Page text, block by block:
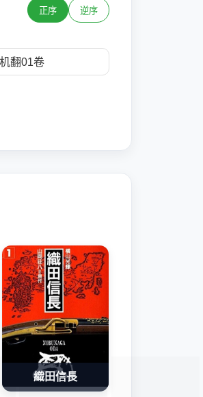
正序 逆序
机翻01卷
織田信長